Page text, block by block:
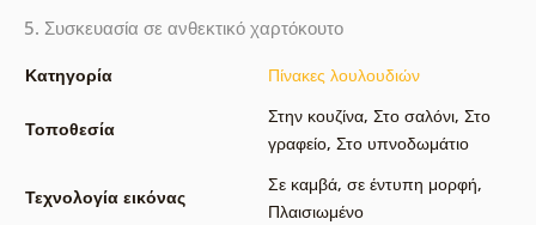
5. Συσκευασία σε ανθεκτικό χαρτόκουτο
Κατηγορία Πίνακες λουλουδιών
Τοποθεσία
Στην κουζίνα, Στο σαλόνι, Στο
γραφείο, Στο υπνοδωμάτιο
Τεχνολογία εικόνας
Σε καμβά, σε έντυπη μορφή,
Πλαισιωμένο